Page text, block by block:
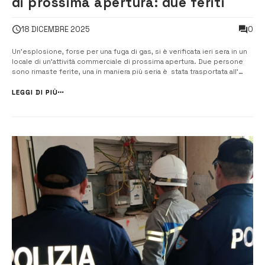
18 DICEMBRE 2025 0
Un’esplosione, forse per una fuga di gas, si è verificata ieri sera in un
locale di un’attività commerciale di prossima apertura. Due persone
sono rimaste ferite, una in maniera più seria è stata trasportata all’
momento in cui a Portopalo stava passando la Fiamma [&...
LEGGI DI PIÙ